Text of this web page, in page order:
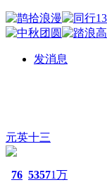
发消息
元英十三
76 53571万